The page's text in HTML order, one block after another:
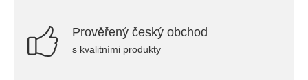
Prověřený český obchod
s kvalitními produkty